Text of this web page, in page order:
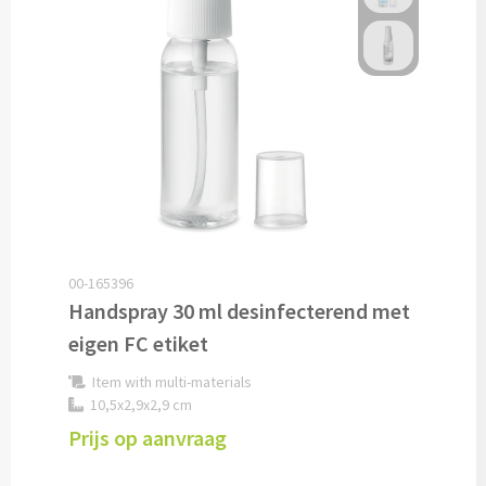
Dubbelwandige glazen bedrukken
Wijn- & Champagneglazen bedrukken
Wijnkaraffen bedrukken
Alle glazen
Overige drinkwaren
Wijngeschenken bedrukken
00-165396
Handspray 30 ml desinfecterend met
eigen FC etiket
Item with multi-materials
10,5x2,9x2,9 cm
Prijs op aanvraag